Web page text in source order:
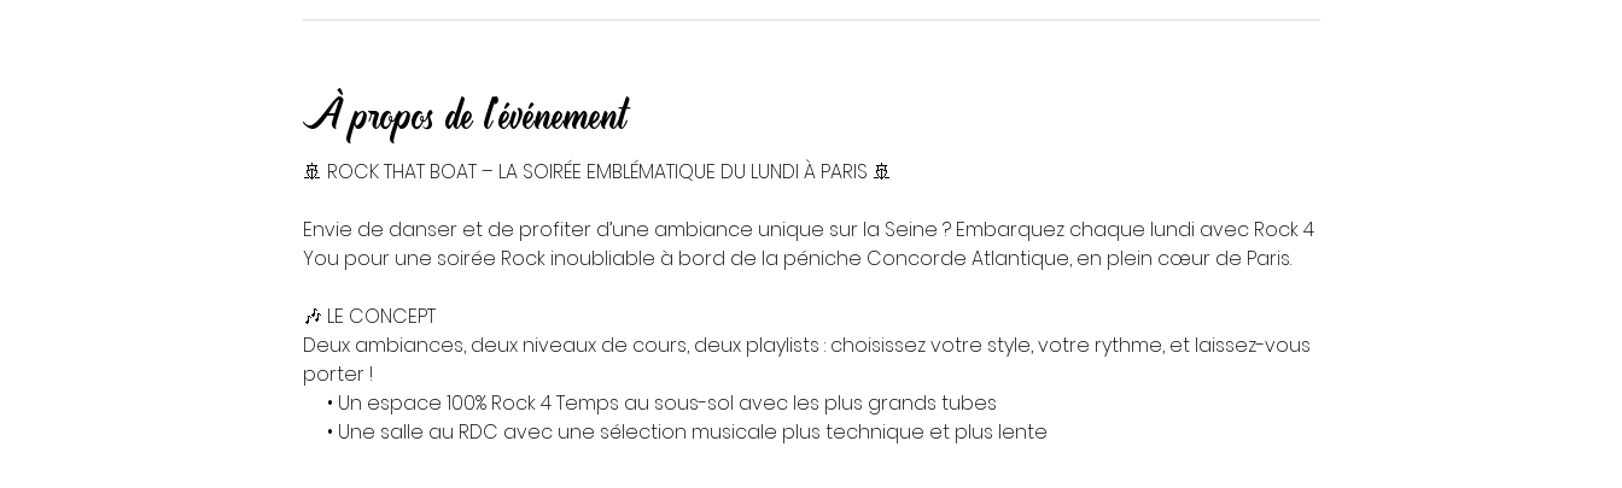
À propos de l'événement
🚢 ROCK THAT BOAT – LA SOIRÉE EMBLÉMATIQUE DU LUNDI À PARIS 🚢
Envie de danser et de profiter d’une ambiance unique sur la Seine ? Embarquez chaque lundi avec Rock 4
You pour une soirée Rock inoubliable à bord de la péniche Concorde Atlantique, en plein cœur de Paris.
🎶 LE CONCEPT
Deux ambiances, deux niveaux de cours, deux playlists : choisissez votre style, votre rythme, et laissez-vous
porter !
• Un espace 100% Rock 4 Temps au sous-sol avec les plus grands tubes
• Une salle au RDC avec une sélection musicale plus technique et plus lente